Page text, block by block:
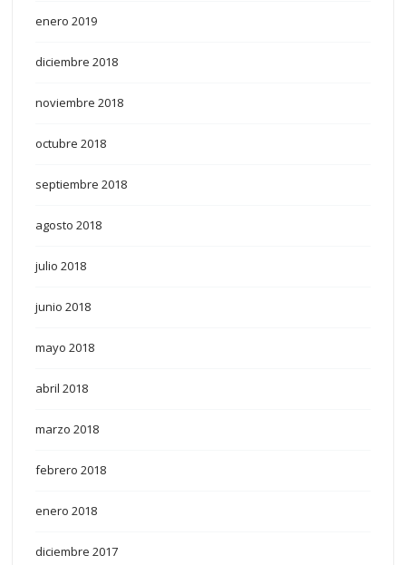
enero 2019
diciembre 2018
noviembre 2018
octubre 2018
septiembre 2018
agosto 2018
julio 2018
junio 2018
mayo 2018
abril 2018
marzo 2018
febrero 2018
enero 2018
diciembre 2017